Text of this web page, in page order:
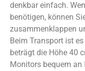
denkbar einfach.
benötigen, können
zusammenklappen
Beim Transport ist
beträgt die Höhe 40
Monitors bequem an